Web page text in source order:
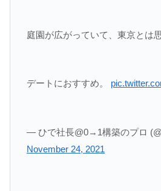
庭園が広がっていて、東京とは
デートにおすすめ。
— ひで社長@0→1構築のプロ
November 24, 2021